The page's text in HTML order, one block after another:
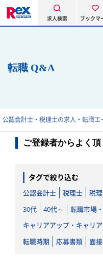
求人検索 ブックマ
転職 Q&A
公認会計士・税理士の求人・転職エ
ご登録者からよく
タグで絞り込む
公認会計士 税理士 税
30代
40代～
転職市場
キャリアアップ・キャリ
転職時期
応募書類 面接